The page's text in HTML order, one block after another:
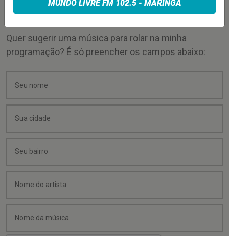
PEÇA SUA MÚSICA
Quer sugerir uma música para rolar na minha
programação? É só preencher os campos abaixo:
MUNDO LIVRE FM 102.5 - MARINGÁ